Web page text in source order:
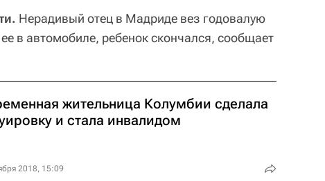
Нерадивый отец в Мадриде вез годовалую
в автомобиле, ребенок скончался, сообщает
жительница Колумбии сделала
и стала инвалидом
2018, 15:09